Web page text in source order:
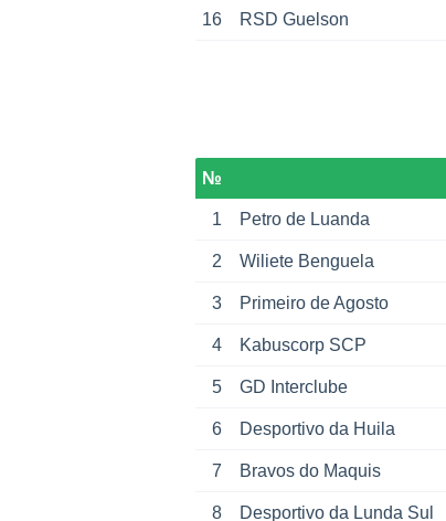
16 RSD Guelson
№
1 Petro de Luanda
2 Wiliete Benguela
3 Primeiro de Agosto
4 Kabuscorp SCP
5 GD Interclube
6 Desportivo da Huila
7 Bravos do Maquis
8 Desportivo da Lunda Sul